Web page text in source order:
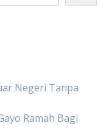
Negeri Tanpa
Ramah Bagi